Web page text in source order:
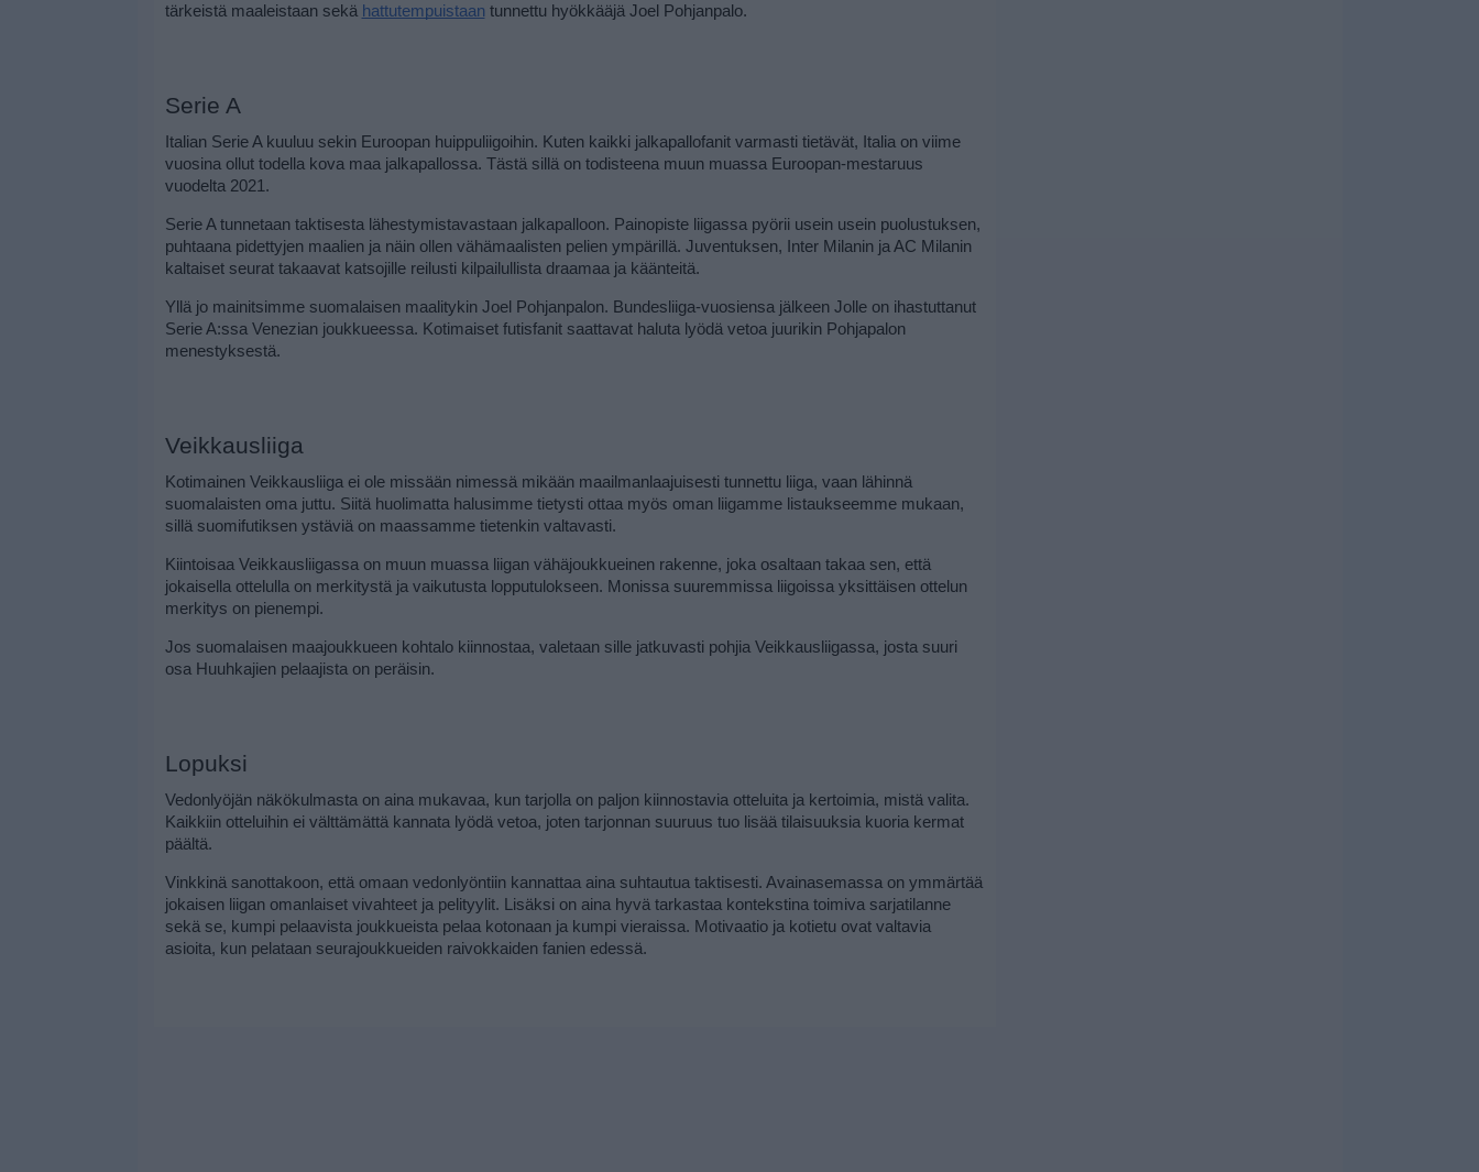
tärkeistä maaleistaan sekä hattutempuistaan tunnettu hyökkääjä Joel Pohjanpalo.
Serie A
Italian Serie A kuuluu sekin Euroopan huippuliigoihin. Kuten kaikki jalkapallofanit varmasti tietävät, Italia on viime
vuosina ollut todella kova maa jalkapallossa. Tästä sillä on todisteena muun muassa Euroopan-mestaruus
vuodelta 2021.
Serie A tunnetaan taktisesta lähestymistavastaan jalkapalloon. Painopiste liigassa pyörii usein usein puolustuksen,
puhtaana pidettyjen maalien ja näin ollen vähämaalisten pelien ympärillä. Juventuksen, Inter Milanin ja AC Milanin
kaltaiset seurat takaavat katsojille reilusti kilpailullista draamaa ja käänteitä.
Yllä jo mainitsimme suomalaisen maalitykin Joel Pohjanpalon. Bundesliiga-vuosiensa jälkeen Jolle on ihastuttanut
Serie A:ssa Venezian joukkueessa. Kotimaiset futisfanit saattavat haluta lyödä vetoa juurikin Pohjapalon
menestyksestä.
Veikkausliiga
Kotimainen Veikkausliiga ei ole missään nimessä mikään maailmanlaajuisesti tunnettu liiga, vaan lähinnä
suomalaisten oma juttu. Siitä huolimatta halusimme tietysti ottaa myös oman liigamme listaukseemme mukaan,
sillä suomifutiksen ystäviä on maassamme tietenkin valtavasti.
Kiintoisaa Veikkausliigassa on muun muassa liigan vähäjoukkueinen rakenne, joka osaltaan takaa sen, että
jokaisella ottelulla on merkitystä ja vaikutusta lopputulokseen. Monissa suuremmissa liigoissa yksittäisen ottelun
merkitys on pienempi.
Jos suomalaisen maajoukkueen kohtalo kiinnostaa, valetaan sille jatkuvasti pohjia Veikkausliigassa, josta suuri
osa Huuhkajien pelaajista on peräisin.
Lopuksi
Vedonlyöjän näkökulmasta on aina mukavaa, kun tarjolla on paljon kiinnostavia otteluita ja kertoimia, mistä valita.
Kaikkiin otteluihin ei välttämättä kannata lyödä vetoa, joten tarjonnan suuruus tuo lisää tilaisuuksia kuoria kermat
päältä.
Vinkkinä sanottakoon, että omaan vedonlyöntiin kannattaa aina suhtautua taktisesti. Avainasemassa on ymmärtää
jokaisen liigan omanlaiset vivahteet ja pelityylit. Lisäksi on aina hyvä tarkastaa kontekstina toimiva sarjatilanne
sekä se, kumpi pelaavista joukkueista pelaa kotonaan ja kumpi vieraissa. Motivaatio ja kotietu ovat valtavia
asioita, kun pelataan seurajoukkueiden raivokkaiden fanien edessä.